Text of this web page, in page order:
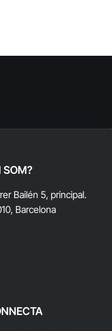
SOM?
Bailén 5, principal.
Barcelona